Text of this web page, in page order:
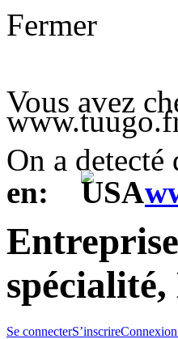
Fermer
Vous avez
On a
en:
Se connecterS’inscrire